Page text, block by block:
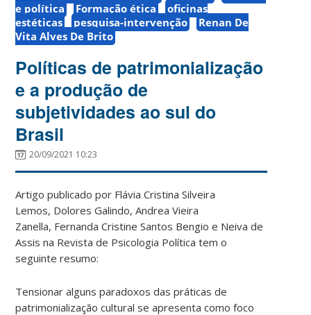
e política
Formação ética
oficinas
estéticas
pesquisa-intervenção
Renan De
Vita Alves De Brito
Políticas de patrimonialização
e a produção de
subjetividades ao sul do
Brasil
20/09/2021 10:23
Artigo publicado por Flávia Cristina Silveira
Lemos, Dolores Galindo, Andrea Vieira
Zanella, Fernanda Cristine Santos Bengio e Neiva de
Assis na Revista de Psicologia Política tem o
seguinte resumo:
Tensionar alguns paradoxos das práticas de
patrimonialização cultural se apresenta como foco